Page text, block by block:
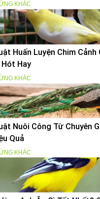
KHÁC
Huấn Luyện Chim Cảnh
Hót Hay
KHÁC
Nuôi Công Từ Chuyên
Quả
KHÁC